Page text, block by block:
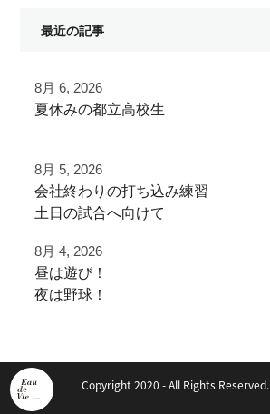
最近の記事
8月 6, 2026
夏休みの都立高校生
早速秋に向けた自主練
ご利用ありがとうございました
都立から下剋上へ
秋大会頑張れ！
#野球好きと繋がりたい
#ジャイアントキリング
8月 5, 2026
⁡会社終わりの打ち込み⁡練習⁡
⁡土日の試合へ向けて⁡
⁡またお待ちしております！
#野球好きな人と繋がりたい
⁡#フライボール革命 #レベルスイング
⁡#野球チーム #自主練 #冬トレ⁡⁡
8月 4, 2026
昼は遊び！
夜は野球！
学生の打ち込み！
夏休みは日中を楽しく
Copyright 2020 - All Rights Reserved.